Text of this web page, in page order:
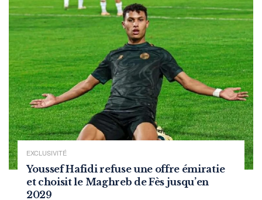
EXCLUSIVITÉ
Youssef Hafidi refuse une offre émiratie
et choisit le Maghreb de Fès jusqu’en
2029